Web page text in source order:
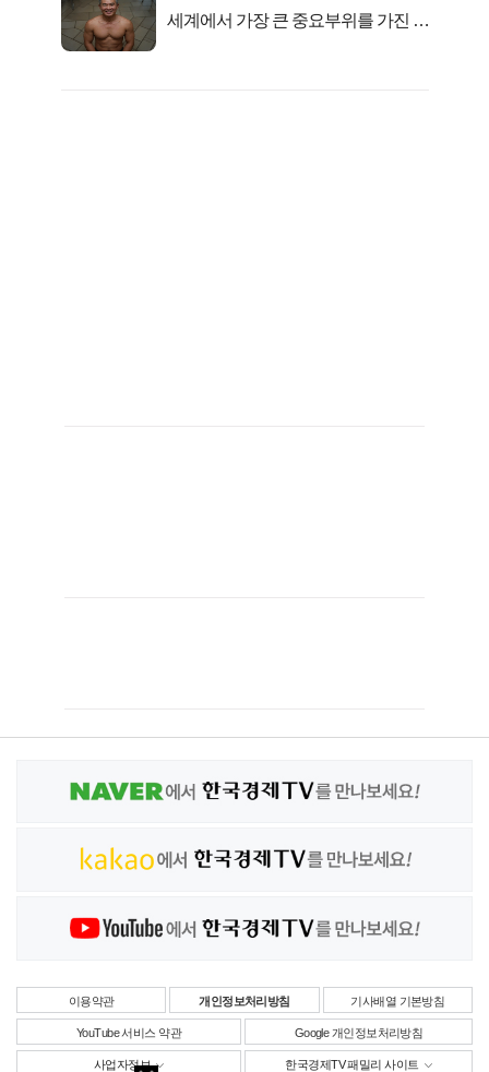
세계에서 가장 큰 중요부위를 가진 남
이용약관 개인정보처리방침 기사배열 기본방침
YouTube 서비스 약관 Google 개인정보처리방침
사업자정보 한국경제TV 패밀리 사이트